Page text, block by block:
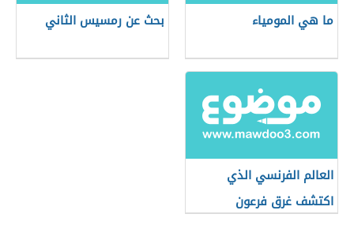
ما هي المومياء بحث عن رمسيس الثاني
العالم الفرنسي الذي
اكتشف غرق فرعون